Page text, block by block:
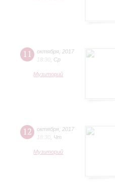
11 октября 2017
18:30 Ср
Музиторий
12 октября 2017
18:30 Чт
Музиторий